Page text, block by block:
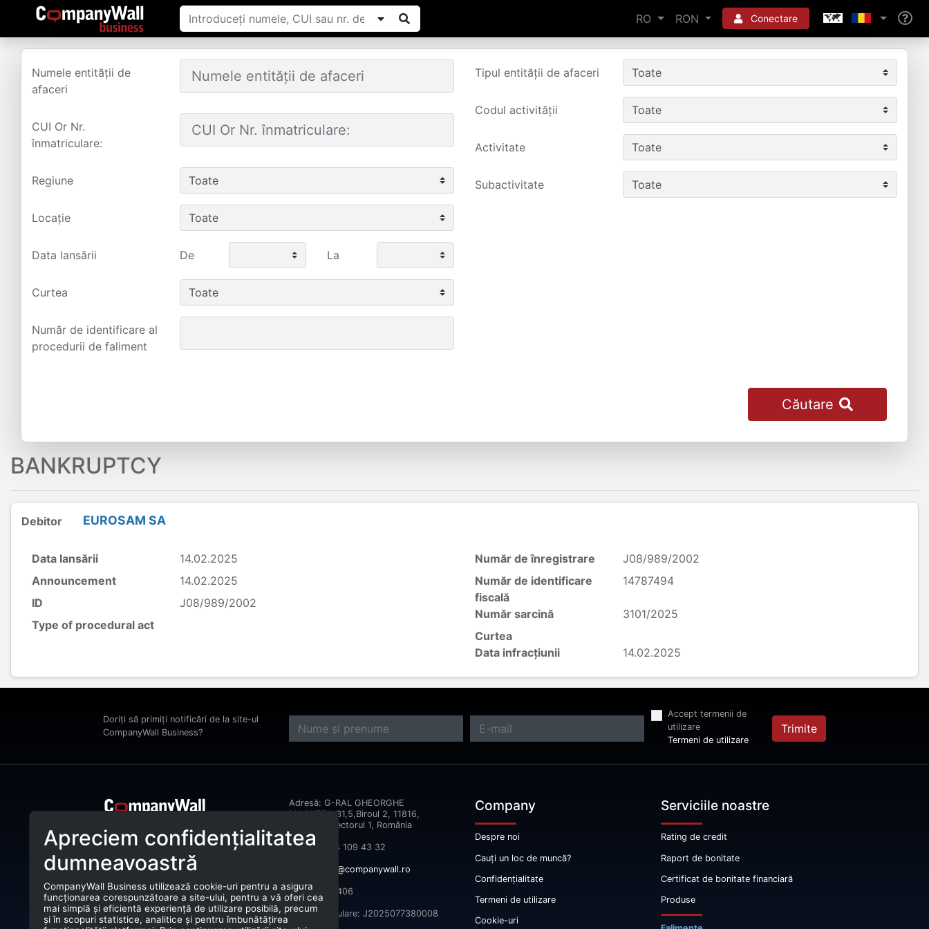
RO RON Conectare
Numele entității de
afaceri
CUI Or Nr.
înmatriculare:
Regiune
Locație
Tipul entității de afaceri
Codul activității
Activitate
Subactivitate
Data lansării De La
Curtea
Număr de identificare al
procedurii de faliment
Căutare
BANKRUPTCY
Debitor EUROSAM SA
Data lansării
14.02.2025
Announcement
14.02.2025
ID
J08/989/2002
Type of procedural act
Număr de înregistrare
J08/989/2002
Număr de identificare
fiscală
14787494
Număr sarcină
3101/2025
Curtea
Data infracțiunii
14.02.2025
Doriți să primiți notificări de la site-ul
CompanyWall Business?
Accept termenii de
utilizare
Termeni de utilizare
Trimite
CompanyWall Business ajută entitățile
de afaceri încă din anul 2025 să își
îmbunătățească activitatea prin
identificarea și conectarea cu clienții
potriviți.
CompanyWall Business © 2026
Adresă: G-RAL GHEORGHE
MAGHERU,31,5,Biroul 2, 11816,
Bucureşti Sectorul 1, România
Telefon: 074 109 43 32
info@companywall.ro
CUI: 52665406
Nr. înmatriculare: J2025077380008
Company
Despre noi
Cauți un loc de muncă?
Confidențialitate
Termeni de utilizare
Cookie-uri
Serviciile noastre
Rating de credit
Raport de bonitate
Certificat de bonitate financiară
Produse
Apreciem confidențialitatea
dumneavoastră
CompanyWall Business utilizează cookie-uri pentru a asigura
funcționarea corespunzătoare a site-ului, pentru a vă oferi cea
mai simplă și eficientă experiență de utilizare posibilă, precum
și în scopuri statistice, analitice și pentru îmbunătățirea